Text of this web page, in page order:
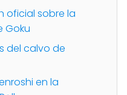
oficial sobre la
Goku
del calvo de
en la